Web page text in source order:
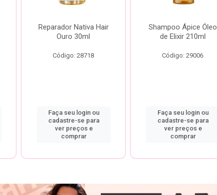
Reparador Nativa Hair
Ouro 30ml
Código: 28718
Faça seu login ou
cadastre-se para
ver preços e
comprar
Shampoo Ápice Óleo
de Elixir 210ml
Código: 29006
Faça seu login ou
cadastre-se para
ver preços e
comprar